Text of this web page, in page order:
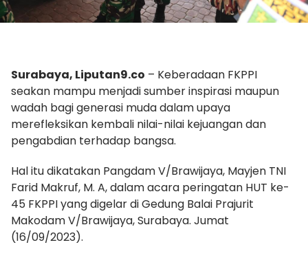
Surabaya, Liputan9.co – Keberadaan FKPPI
seakan mampu menjadi sumber inspirasi maupun
wadah bagi generasi muda dalam upaya
merefleksikan kembali nilai-nilai kejuangan dan
pengabdian terhadap bangsa.
Hal itu dikatakan Pangdam V/Brawijaya, Mayjen TNI
Farid Makruf, M. A, dalam acara peringatan HUT ke-
45 FKPPI yang digelar di Gedung Balai Prajurit
Makodam V/Brawijaya, Surabaya. Jumat
(16/09/2023).